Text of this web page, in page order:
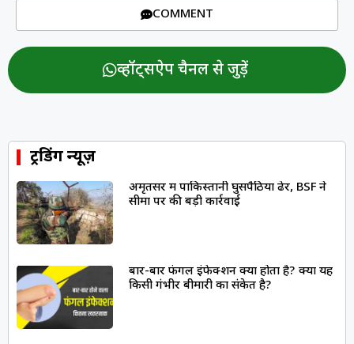
COMMENT
व्हॉट्सऐप चैनल से जुड़ें
ट्रेंडिंग न्यूज़
अमृतसर में पाकिस्तानी घुसपैठिया ढेर, BSF ने
सीमा पर की बड़ी कार्रवाई
बार-बार फंगल इंफेक्शन क्यों होता है? क्या यह
किसी गंभीर बीमारी का संकेत है?